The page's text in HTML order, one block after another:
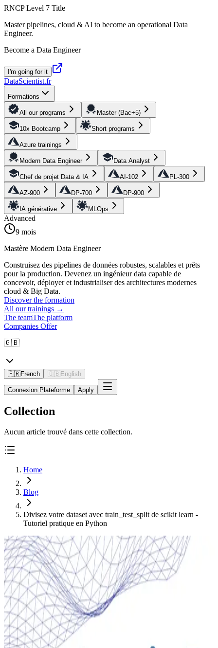
RNCP Level 7 Title
Master pipelines, cloud & AI to become an operational Data
Engineer.
Become a Data Engineer
I'm going for it
DataScientist.fr
Formations
All our programs Master (Bac+5)
10x Bootcamp Short programs
Azure trainings
Modern Data Engineer Data Analyst
Chef de projet Data & IA AI-102 PL-300
AZ-900 DP-700 DP-900
IA générative MLOps
Advanced
9 mois
Mastère Modern Data Engineer
Construisez des pipelines de données robustes, scalables et prêts
pour la production. Devenez un ingénieur data capable de
concevoir, déployer et industrialiser des architectures modernes
cloud & Big Data.
Discover the formation
All our trainings →
The teamThe platform
Companies Offer
🇬🇧
🇫🇷French 🇬🇧 English
Connexion Plateforme Apply
Collection
Aucun article trouvé dans cette collection.
Home
Blog
Divisez votre dataset avec train_test_split de scikit learn -
Tutoriel pratique en Python